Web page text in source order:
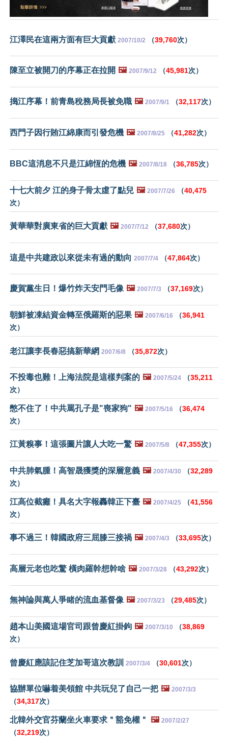
江澤民在這兩方面有巨大貢獻 2007/10/2 （39,760次）
陳至立被開刀的序幕正在拉開 🖼️ 2007/9/12 （45,981次）
搗江序幕！前青島稅務局長被免職 🖼️ 2007/9/1 （32,117次）
西門子因行賄江綿康而引發危機 🖼️ 2007/8/25 （41,282次）
BBC這消息不只是江綿恆的危機 🖼️ 2007/8/18 （36,785次）
十七大前夕 江的身子骨太虛了點兒 🖼️ 2007/7/26 （40,475
次）
黃華華對廣東省的巨大貢獻 🖼️ 2007/7/12 （37,680次）
這是中共建政以來從未有過的動向 2007/7/4 （47,864次）
慶賀黨生日！爆竹炸天安門毛像 🖼️ 2007/7/3 （37,169次）
朝鮮被凍結資金轉至俄羅斯的惡果 🖼️ 2007/6/16 （36,941
次）
老江讓李長春惡搞新華網 2007/6/8 （35,872次）
不投毒也難！上海法院是這樣判案的 🖼️ 2007/5/24 （35,211
次）
憋不住了！中共罵孔子是"喪家狗" 🖼️ 2007/5/16 （36,474
次）
江黃糗事！這張圖片讓人大吃一驚 🖼️ 2007/5/8 （47,355次）
中共肺氣腫！高智晟獲獎的深層意義 🖼️ 2007/4/30 （32,289
次）
江高位截癱！具名大字報轟韓正下臺 🖼️ 2007/4/25 （41,556
次）
事不過三！韓國政府三屈膝三接禍 🖼️ 2007/4/3 （33,695次）
高層元老也吃驚 橫肉羅幹想幹啥 🖼️ 2007/3/28 （43,292次）
無神論與萬人爭睹的流血基督像 🖼️ 2007/3/23 （29,485次）
趙本山美國這場官司跟曾慶紅掛鉤 🖼️ 2007/3/10 （38,869
次）
曾慶紅應該記住芝加哥這次教訓 2007/3/4 （30,601次）
協辦單位嚇着美領館 中共玩兒了自己一把 🖼️ 2007/3/3
（34,317次）
北韓外交官芬蘭坐火車要求＂豁免權＂ 🖼️ 2007/2/27
（32,219次）